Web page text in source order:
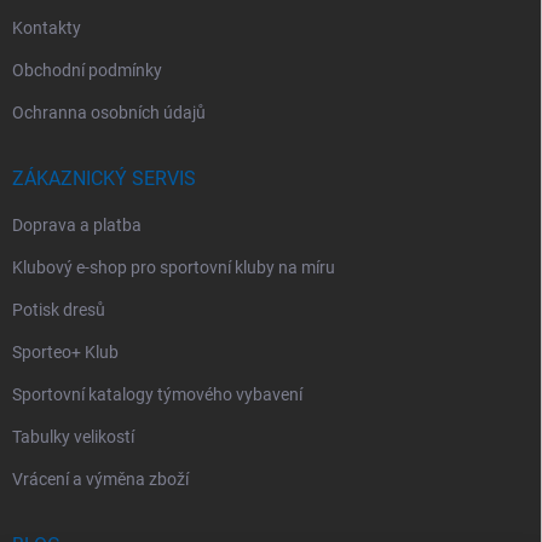
Kontakty
Obchodní podmínky
Ochranna osobních údajů
ZÁKAZNICKÝ SERVIS
Doprava a platba
Klubový e-shop pro sportovní kluby na míru
Potisk dresů
Sporteo+ Klub
Sportovní katalogy týmového vybavení
Tabulky velikostí
Vrácení a výměna zboží